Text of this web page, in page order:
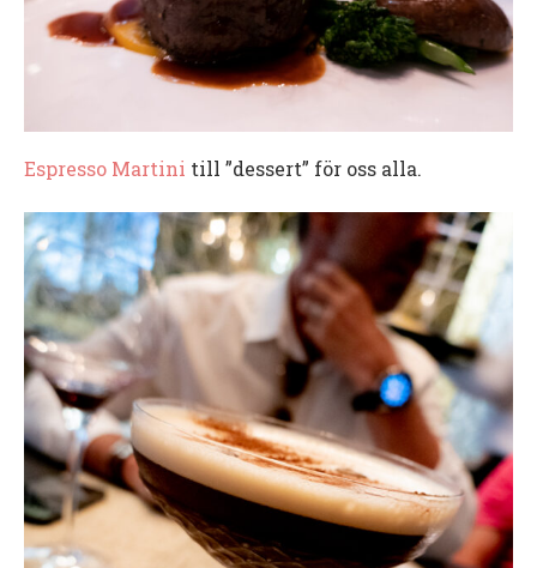
Espresso Martini till ”dessert” för oss alla.